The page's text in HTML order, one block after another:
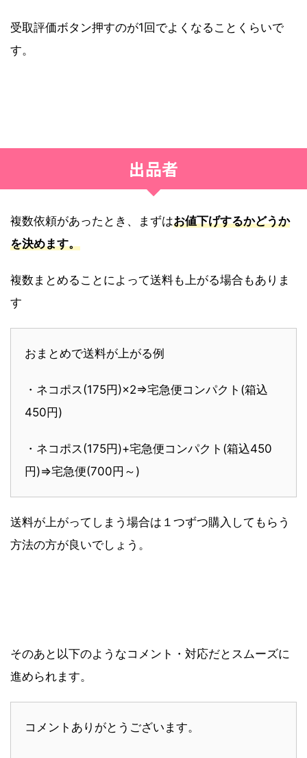
受取評価ボタン押すのが1回でよくなることくらいで
す。
出品者
複数依頼があったとき、まずはお値下げするかどうか
を決めます。
複数まとめることによって送料も上がる場合もありま
す
おまとめで送料が上がる例
・ネコポス(175円)×2⇒宅急便コンパクト(箱込
450円)
・ネコポス(175円)+宅急便コンパクト(箱込450
円)⇒宅急便(700円～)
送料が上がってしまう場合は１つずつ購入してもらう
方法の方が良いでしょう。
そのあと以下のようなコメント・対応だとスムーズに
進められます。
コメントありがとうございます。